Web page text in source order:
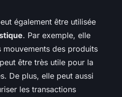
également être utilisée
. Par exemple, elle
mouvements des produits
être très utile pour la
De plus, elle peut aussi
les transactions